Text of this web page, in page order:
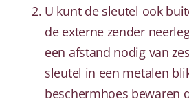
U kunt de sleutel ook
de externe zender
een afstand nodig van
sleutel in een metalen
beschermhoes bewaren